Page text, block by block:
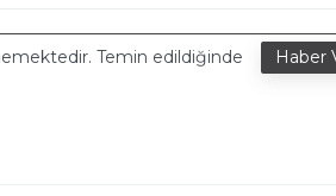
Temin edildiğinde